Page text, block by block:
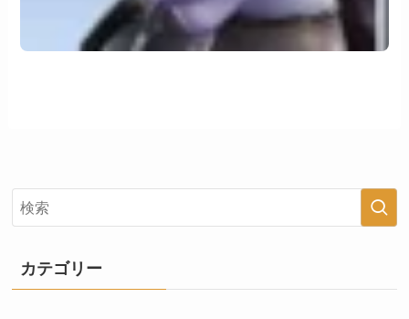
カテゴリー